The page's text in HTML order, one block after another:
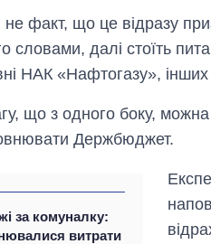
не факт, що це відразу
словами, далі стоїть
НАК «Нафтогазу»,
що з одного боку,
Держбюджет.
за комуналку:
витрати